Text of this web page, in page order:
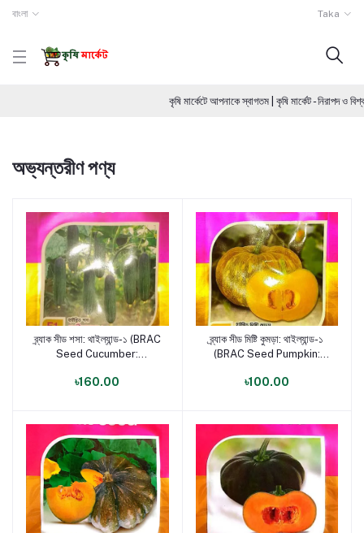
বাংলা Taka
কৃষি মার্কেটে আপনাকে স্বাগতম | কৃষি মার্কেট - নিরাপদ
অভ্যন্তরীণ পণ্য
পণ্য যোগ করুন
ব্র্যাক সীড শসা: থাইল্যান্ড-১ (BRAC
Seed Cucumber:
৳160.00
পণ্য যোগ করুন
ব্র্যাক সীড মিষ্টি কুমড়া: থাইল্যান্ড-১
(BRAC Seed Pumpkin:
৳100.00